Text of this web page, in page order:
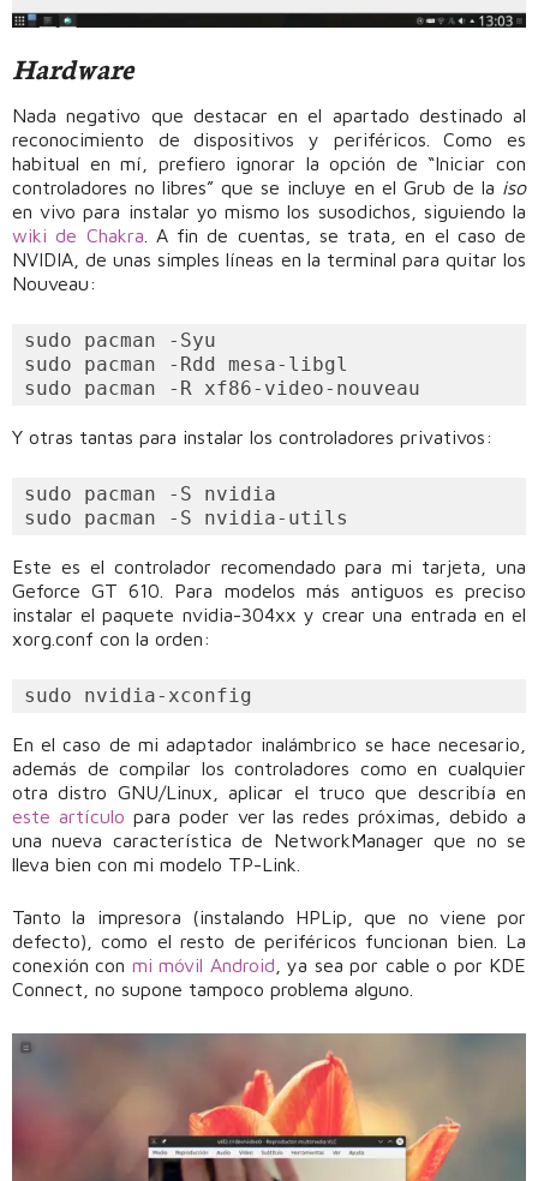
Hardware
Nada negativo que destacar en el apartado destinado al
reconocimiento de dispositivos y periféricos. Como es
habitual en mí, prefiero ignorar la opción de “Iniciar con
controladores no libres” que se incluye en el Grub de la iso
en vivo para instalar yo mismo los susodichos, siguiendo la
wiki de Chakra . A fin de cuentas, se trata, en el caso de
NVIDIA, de unas simples líneas en la terminal para quitar los
Nouveau:
sudo pacman -Syu
sudo pacman -Rdd mesa-libgl
sudo pacman -R xf86-video-nouveau
Y otras tantas para instalar los controladores privativos:
sudo pacman -S nvidia
sudo pacman -S nvidia-utils
Este es el controlador recomendado para mi tarjeta, una
Geforce GT 610. Para modelos más antiguos es preciso
instalar el paquete nvidia-304xx y crear una entrada en el
xorg.conf con la orden:
sudo nvidia-xconfig
En el caso de mi adaptador inalámbrico se hace necesario,
además de compilar los controladores como en cualquier
otra distro GNU/Linux, aplicar el truco que describía en
este artículo para poder ver las redes próximas, debido a
una nueva característica de NetworkManager que no se
lleva bien con mi modelo TP-Link.
Tanto la impresora (instalando HPLip, que no viene por
defecto), como el resto de periféricos funcionan bien. La
conexión con mi móvil Android , ya sea por cable o por KDE
Connect, no supone tampoco problema alguno.